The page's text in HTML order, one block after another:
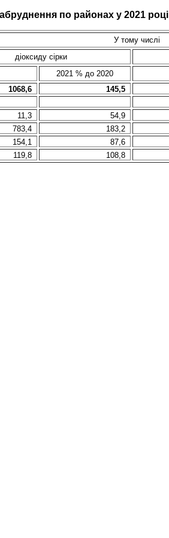
по районах у 2021 році
У тому числі
діоксиду сірки
2021 % до 2020
1068,6 145,5
11,3 54,9
783,4 183,2
154,1 87,6
119,8 108,8